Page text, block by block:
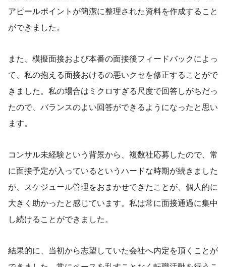
アピールポイントが簡潔に整理された資料を作成すること
ができました。
また、模擬面接および本番の面接後フィードバックによっ
て、私の抱える面接おけるの悪いクセを修正することがで
きました。私の場合はミクロすぎる尺度で回答しがちだっ
たので、バランスのよい回答ができるようになったと思い
ます。
コンサル未経験という背景から、複数社応募したので、常
に面接予定が入っているというハードな時期が続きました
が、スケジュール管理をおまかせできたことが、個人的に
大きく助かったと感じています。私は常に面接通過に集中
し続けることができました。
結果的に、当初から志望していた会社へ内定を頂くことが